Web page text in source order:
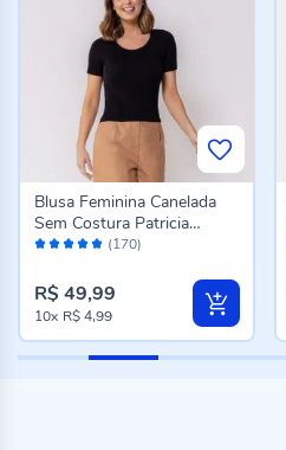
Avaliação: (170)
Blusa Feminina Canelada
Sem Costura Patricia
Foster Preto
R$ 49,99
10x R$ 4,99